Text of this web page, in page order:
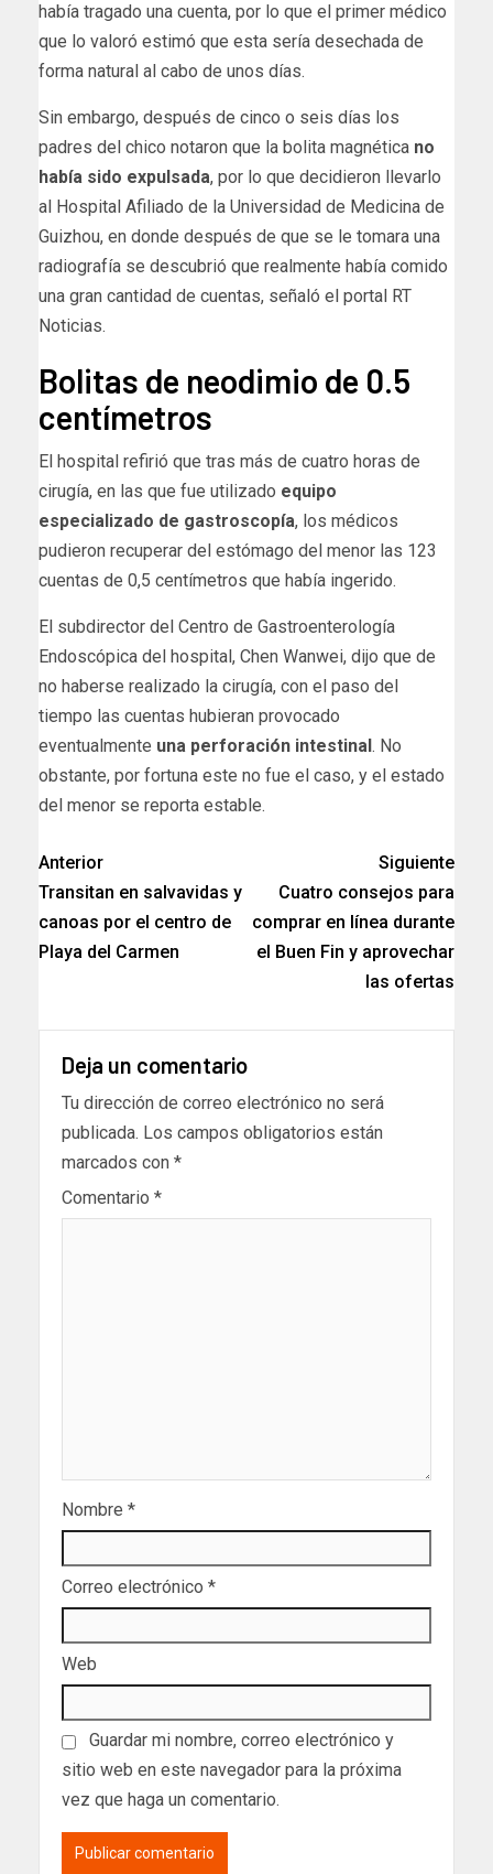
había tragado una cuenta, por lo que el primer médico
que lo valoró estimó que esta sería desechada de
forma natural al cabo de unos días.
Sin embargo, después de cinco o seis días los
padres del chico notaron que la bolita magnética no
había sido expulsada, por lo que decidieron llevarlo
al Hospital Afiliado de la Universidad de Medicina de
Guizhou, en donde después de que se le tomara una
radiografía se descubrió que realmente había comido
una gran cantidad de cuentas, señaló el portal RT
Noticias.
Bolitas de neodimio de 0.5
centímetros
El hospital refirió que tras más de cuatro horas de
cirugía, en las que fue utilizado equipo
especializado de gastroscopía, los médicos
pudieron recuperar del estómago del menor las 123
cuentas de 0,5 centímetros que había ingerido.
El subdirector del Centro de Gastroenterología
Endoscópica del hospital, Chen Wanwei, dijo que de
no haberse realizado la cirugía, con el paso del
tiempo las cuentas hubieran provocado
eventualmente una perforación intestinal . No
obstante, por fortuna este no fue el caso, y el estado
del menor se reporta estable.
Anterior
Transitan en salvavidas y
canoas por el centro de
Playa del Carmen
Siguiente
Cuatro consejos para
comprar en línea durante
el Buen Fin y aprovechar
las ofertas
Deja un comentario
Tu dirección de correo electrónico no será
publicada. Los campos obligatorios están
marcados con *
Comentario *
Nombre *
Correo electrónico *
Web
Guardar mi nombre, correo electrónico y
sitio web en este navegador para la próxima
vez que haga un comentario.